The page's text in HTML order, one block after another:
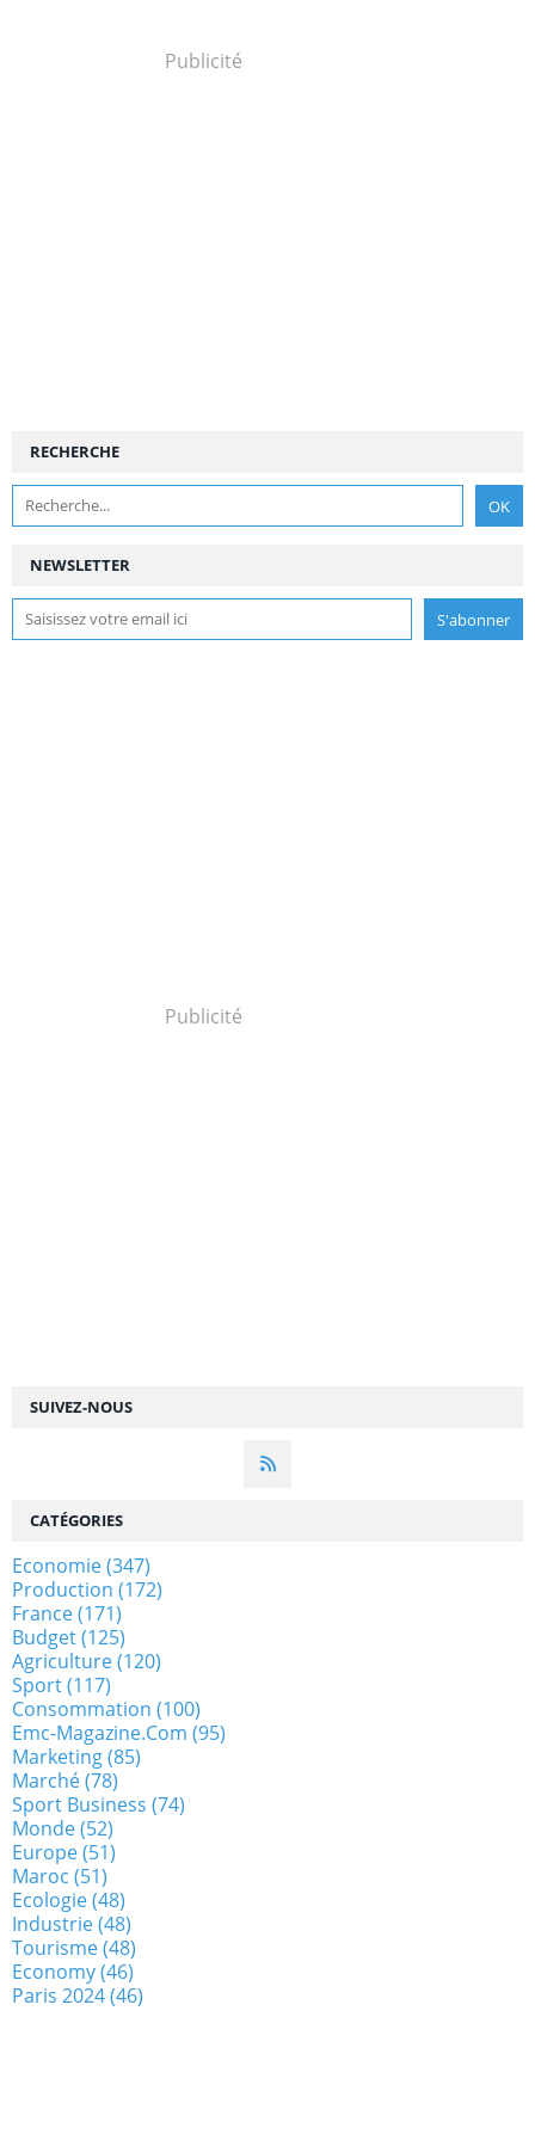
Publicité
NEWSLETTER
SUIVEZ-NOUS
RECHERCHE
Publicité
CATÉGORIES
Economie(347)
Production (172)
France(171)
Budget(125)
Agriculture(120)
Sport(117)
Consommation (100)
Emc-Magazine.com (95)
Marketing(85)
Marché(78)
Sport Business (74)
Monde(52)
Europe(51)
Maroc (51)
Ecologie(48)
Industrie(48)
Tourisme(48)
Economy(46)
Paris 2024(46)